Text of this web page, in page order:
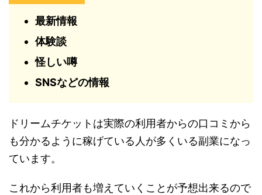
最新情報
体験談
怪しい噂
SNSなどの情報
ドリームチケットは実際の利用者からの口コミから
も分かるように稼げている人が多くいる副業になっ
ています。
これから利用者も増えていくことが予想出来るので